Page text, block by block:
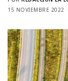
15 NOVIEMBRE 2022